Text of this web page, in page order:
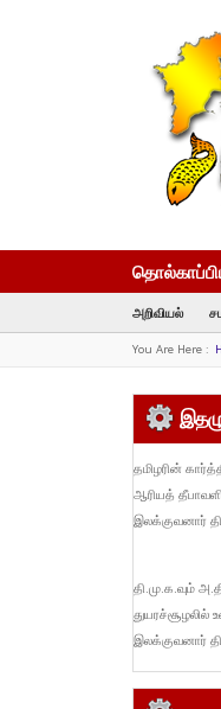
அறிவியல்
You Are Here :
தமிழரின்
ஆரியத்
இலக்குவனார்
தி.மு.க.வும்
இலக்குவனார்